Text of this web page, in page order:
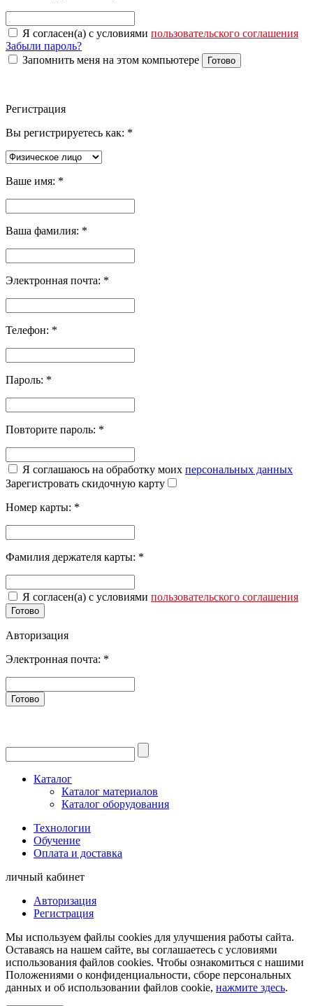
Я согласен(а) с условиями пользовательского соглашения
Забыли пароль?
Запомнить меня на этом компьютере
Готово
Регистрация
Вы регистрируетесь как: *
Ваше имя: *
Ваша фамилия: *
Электронная почта: *
Телефон: *
Пароль: *
Повторите пароль: *
Я соглашаюсь на обработку моих персональных данных
Зарегистровать скидочную карту
Номер карты: *
Фамилия держателя карты: *
Я согласен(а) с условиями пользовательского соглашения
Готово
Авторизация
Электронная почта: *
Готово
Каталог
Каталог материалов
Каталог оборудования
Технологии
Обучение
Оплата и доставка
личный кабинет
Авторизация
Регистрация
Мы используем файлы cookies для улучшения работы сайта.
Оставаясь на нашем сайте, вы соглашаетесь с условиями
использования файлов cookies. Чтобы ознакомиться с нашими
Положениями о конфиденциальности, сборе персональных
данных и об использовании файлов cookie, нажмите здесь.